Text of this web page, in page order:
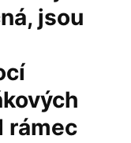
jsou
rámec